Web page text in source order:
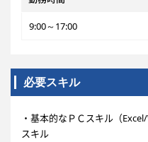
9:00～17:00
必要スキル
・基本的なＰＣスキル（
スキル